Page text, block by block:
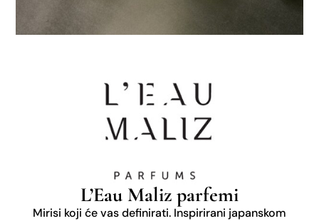
L’Eau Maliz parfemi
Mirisi koji će vas definirati​. Inspirirani japanskom